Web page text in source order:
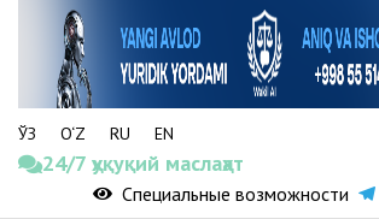
ЎЗ O‘Z RU EN
24/7 ҳуқуқий маслаҳат
Специальные возможности